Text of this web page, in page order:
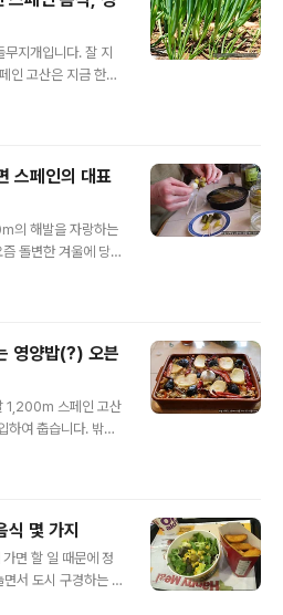
, 밥을 지을 때 샤프
요리가 바로 파에야
이지요. 그 유래는 발
짓는 농부가 논일하
(?, 이건 농담으로 자
지개입니다. 잘 지
인 고산은 지금 한국
하지요. 이제 본격
파도 쑥쑥 자라며 제
합니다. 심지어 겨울
고 있을 정도로 잘
달걀말이라도 하면
야기를 하고 싶은데
려운지... "말도 안 돼!
스페인의 대표
의 해발을 자랑하는
돌변한 겨울에 당황
람입니다. 게다가 이
다. 그래서 요즘은 웬
다. 며칠 전에는 남
꿀꿀해서 냉동실에
다. 저게 사실은 한
거나 한국에 갔다
영양밥(?) 오븐
1,200m 스페인 고산
하여 춥습니다. 밖에
피로가 몰려와......
워서 제가 몸을 많이
아요. ^^; 매서운 바
정신없이 온몸을 때
든요. 그 바람 맞으
식 몇 가지
면 할 일 때문에 정
서 도시 구경하는 것